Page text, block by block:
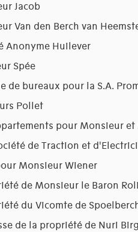
Jacob
Van den Berch van
Anonyme Huilever
Spée
de bureaux pour la S.A.
Pollet
pour Monsieur et
de Traction et
Monsieur Wiener
de Monsieur le Baron
du Vicomte de
de la propriété de Nuri